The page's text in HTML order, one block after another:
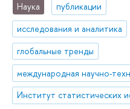
Наука
публикации
исследования и аналитика
глобальные тренды